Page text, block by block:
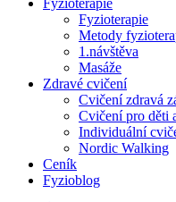
Fyzioterapie
Fyzioterapie
Metody
1.návštěva
Masáže
Zdravé cvičení
Cvičení zdravá
Cvičení pro děti
Individuální
Nordic Walking
Ceník
Fyzioblog